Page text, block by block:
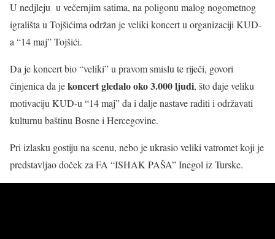
U nedjleju u večernjim satima, na poligonu malog nogometnog
igrališta u Tojšićima održan je veliki koncert u organizaciji KUD-
a “14 maj” Tojšići.
Da je koncert bio “veliki” u pravom smislu te riječi, govori
činjenica da jekoncert gledalo oko 3.000 ljudi, što daje veliku
motivaciju KUD-u “14 maj” da i dalje nastave raditi i održavati
kulturnu baštinu Bosne i Hercegovine.
Pri izlasku gostiju na scenu, nebo je ukrasio veliki vatromet koji je
predstavljao doček za FA “ISHAK PAŠA” Inegol iz Turske.